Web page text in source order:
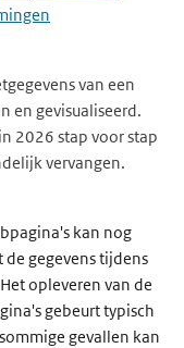
van een
en gevisualiseerd.
2026 stap voor stap
vervangen.
kan nog
gegevens tijdens
opleveren van de
gebeurt typisch
gevallen kan